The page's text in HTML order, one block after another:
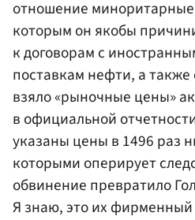
отношение
которым он якобы
к договорам с
поставкам нефти, а также
взяло «рыночные цены»
в официальной
указаны цены в 1496 раз
которыми оперирует
обвинение превратило
Я знаю, это их